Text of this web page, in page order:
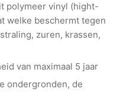
polymeer vinyl (hight-
welke beschermt tegen
zuren, krassen,
van maximaal 5 jaar
ondergronden, de